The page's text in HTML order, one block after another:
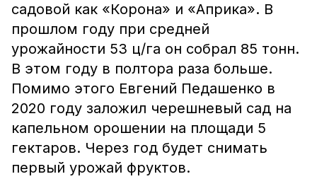
садовой как «Корона» и «Априка». В
прошлом году при средней
урожайности 53 ц/га он собрал 85 тонн.
В этом году в полтора раза больше.
Помимо этого Евгений Педашенко в
2020 году заложил черешневый сад на
капельном орошении на площади 5
гектаров. Через год будет снимать
первый урожай фруктов.